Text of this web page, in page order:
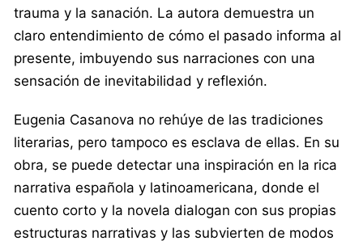
trauma y la sanación. La autora demuestra un
claro entendimiento de cómo el pasado informa al
presente, imbuyendo sus narraciones con una
sensación de inevitabilidad y reflexión.
Eugenia Casanova no rehúye de las tradiciones
literarias, pero tampoco es esclava de ellas. En su
obra, se puede detectar una inspiración en la rica
narrativa española y latinoamericana, donde el
cuento corto y la novela dialogan con sus propias
estructuras narrativas y las subvierten de modos